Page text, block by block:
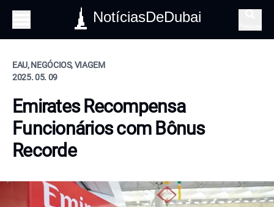
NotíciasDeDubai
EAU, NEGÓCIOS, VIAGEM
2025. 05. 09
Emirates Recompensa
Funcionários com Bônus
Recorde